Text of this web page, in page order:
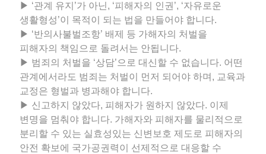
▶ ‘관계 유지’가 아닌, ‘피해자의 인권’, ‘자유로운
생활형성’이 목적이 되는 법을 만들어야 합니다.
▶ ‘반의사불벌조항’ 배제 등 가해자의 처벌을
피해자의 책임으로 돌려서는 안됩니다.
▶ 범죄의 처벌을 ‘상담’으로 대신할 수 없습니다. 어떤
관계에서라도 범죄는 처벌이 먼저 되어야 하며, 교육과
교정은 형벌과 병과해야 합니다.
▶ 신고하지 않았다, 피해자가 원하지 않았다. 이제
변명을 멈춰야 합니다. 가해자와 피해자를 물리적으로
분리할 수 있는 실효성있는 신변보호 제도로 피해자의
안전 확보에 국가공권력이 선제적으로 대응할 수